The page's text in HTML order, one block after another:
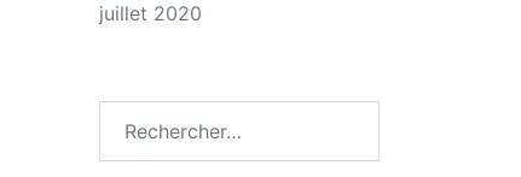
juillet 2020